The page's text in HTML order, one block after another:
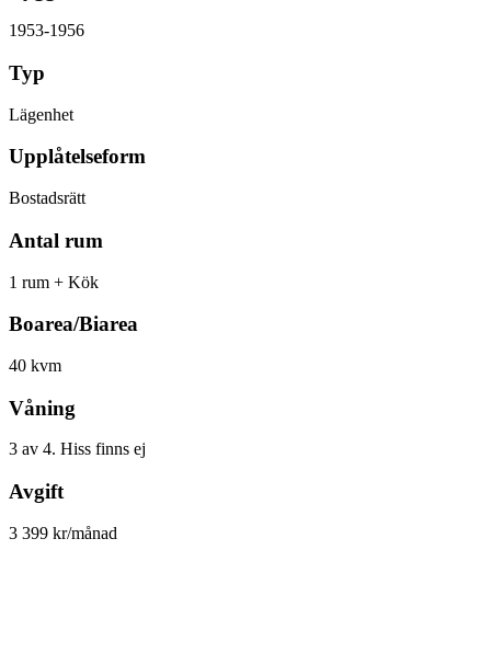
1953-1956
Typ
Lägenhet
Upplåtelseform
Bostadsrätt
Antal rum
1 rum + Kök
Boarea/Biarea
40 kvm
Våning
3 av 4. Hiss finns ej
Avgift
3 399 kr/månad